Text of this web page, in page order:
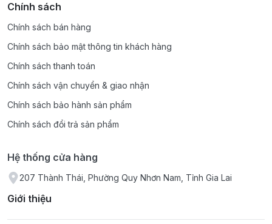
Chính sách
Chính sách bán hàng
Chính sách bảo mật thông tin khách hàng
Chính sách thanh toán
Chính sách vận chuyển & giao nhận
Chính sách bảo hành sản phẩm
Chính sách đổi trả sản phẩm
Hệ thống cửa hàng
207 Thành Thái, Phường Quy Nhơn Nam, Tỉnh Gia Lai
Giới thiệu